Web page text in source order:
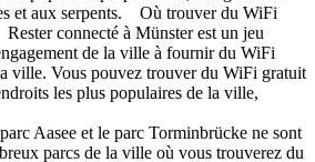
et aux serpents. Où trouver du WiFi
connecté à Münster est un jeu
de la ville à fournir du WiFi
ville. Vous pouvez trouver du WiFi gratuit
les plus populaires de la ville,
Aasee et le parc Torminbrücke ne sont
parcs de la ville où vous trouverez du